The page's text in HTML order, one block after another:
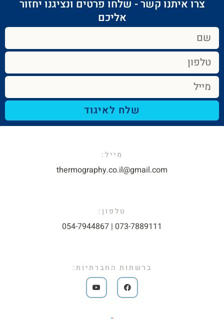
צרו איתנו קשר - שלחו פרטים ונציגנו יחזור
אליכם​
שלח לאיגוד
מייל:​
thermography.co.il@gmail.com​
טלפון:
073-7889111 | 054-7944867​
ברשתות החברתיות: